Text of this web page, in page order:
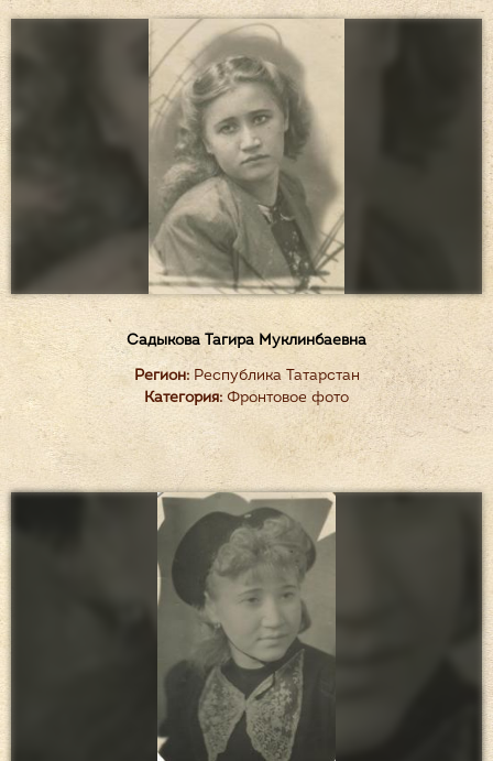
Садыкова Тагира Муклинбаевна
Регион:Республика Татарстан
Категория: Фронтовое фото